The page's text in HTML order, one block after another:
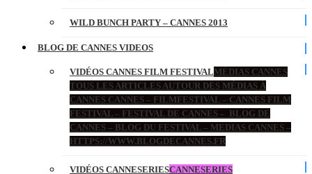
WILD BUNCH PARTY – CANNES 2013
BLOG DE CANNES VIDEOS
VIDÉOS CANNES FILM FESTIVALMÉDIAS CANNES
TOUS LES ARTICLES AUTOUR DES MÉDIAS À
CANNES CANNES – FILMFESTIVAL – CANNES FILM
FESTIVAL – FESTIVAL DE CANNES – BLOG DE
CANNES – BLOG DU FESTIVAL – MEDIAS CANNES –
HTTPS://WWW.BLOGDECANNES.FR
VIDÉOS CANNESERIESCANNESERIES